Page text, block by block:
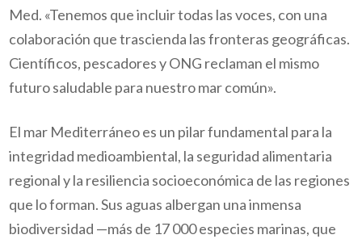
Med. «Tenemos que incluir todas las voces, con una
colaboración que trascienda las fronteras geográficas.
Científicos, pescadores y ONG reclaman el mismo
futuro saludable para nuestro mar común».
El mar Mediterráneo es un pilar fundamental para la
integridad medioambiental, la seguridad alimentaria
regional y la resiliencia socioeconómica de las regiones
que lo forman. Sus aguas albergan una inmensa
biodiversidad —más de 17 000 especies marinas, que